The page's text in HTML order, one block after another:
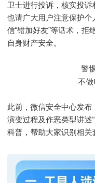
卫士进行投诉，核实投诉
也请广大用户注意保护
信“错加好友”等话术，拒
自身财产安全。
警
不做
此前，微信安全中心发
演变过程及作恶类型讲述
科普，帮助大家识别相关